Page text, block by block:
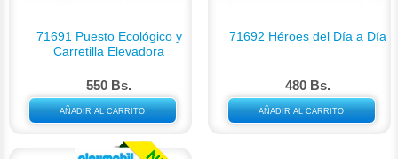
71691 Puesto Ecológico y
Carretilla Elevadora
550 Bs.
AÑADIR AL CARRITO
71692 Héroes del Día a Día
480 Bs.
AÑADIR AL CARRITO